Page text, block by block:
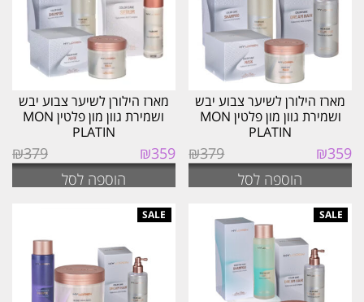
מארז הילורן לשיער צבוע יבש
ושמירת גוון מון פלטין MON
PLATIN
₪379
המחיר
המקורי
₪359
הנוכחי
הוא:הוספה לסל
מארז הילורן לשיער צבוע יבש
ושמירת גוון מון פלטין MON
PLATIN
₪379
המחיר
המקורי
₪359
הנוכחי
הוא:הוספה לסל